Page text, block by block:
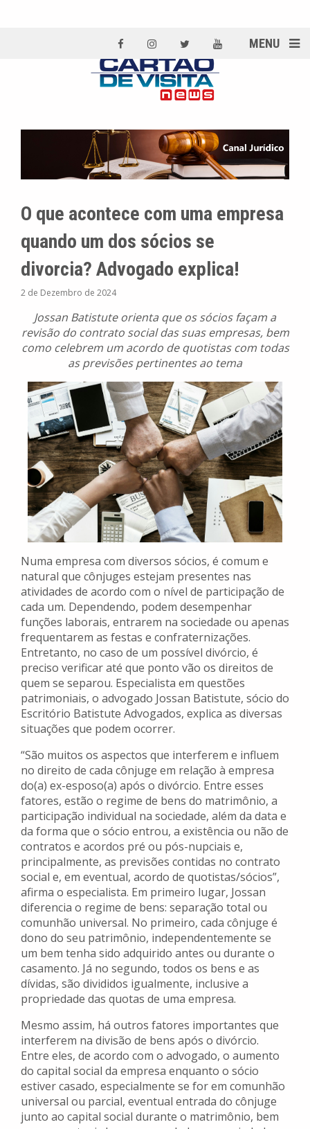
MENU
O que acontece com uma empresa
quando um dos sócios se
divorcia? Advogado explica!
2 de Dezembro de 2024
Jossan Batistute orienta que os sócios façam a
revisão do contrato social das suas empresas, bem
como celebrem um acordo de quotistas com todas
as previsões pertinentes ao tema
Numa empresa com diversos sócios, é comum e
natural que cônjuges estejam presentes nas
atividades de acordo com o nível de participação de
cada um. Dependendo, podem desempenhar
funções laborais, entrarem na sociedade ou apenas
frequentarem as festas e confraternizações.
Entretanto, no caso de um possível divórcio, é
preciso verificar até que ponto vão os direitos de
quem se separou. Especialista em questões
patrimoniais, o advogado Jossan Batistute, sócio do
Escritório Batistute Advogados, explica as diversas
situações que podem ocorrer.
“São muitos os aspectos que interferem e influem
no direito de cada cônjuge em relação à empresa
do(a) ex-esposo(a) após o divórcio. Entre esses
fatores, estão o regime de bens do matrimônio, a
participação individual na sociedade, além da data e
da forma que o sócio entrou, a existência ou não de
contratos e acordos pré ou pós-nupciais e,
principalmente, as previsões contidas no contrato
social e, em eventual, acordo de quotistas/sócios”,
afirma o especialista. Em primeiro lugar, Jossan
diferencia o regime de bens: separação total ou
comunhão universal. No primeiro, cada cônjuge é
dono do seu patrimônio, independentemente se
um bem tenha sido adquirido antes ou durante o
casamento. Já no segundo, todos os bens e as
dívidas, são divididos igualmente, inclusive a
propriedade das quotas de uma empresa.
Mesmo assim, há outros fatores importantes que
interferem na divisão de bens após o divórcio.
Entre eles, de acordo com o advogado, o aumento
do capital social da empresa enquanto o sócio
estiver casado, especialmente se for em comunhão
universal ou parcial, eventual entrada do cônjuge
junto ao capital social durante o matrimônio, bem